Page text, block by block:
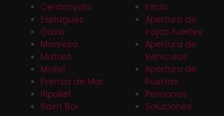
Cerdanyola
Esplugues
Gava
Manresa
Mataró
Mollet
Premia de Mar
Ripollet
Saint Boi
Inicio
Apertura de
cajas fuertes
Apertura de
Vehículos
Apertura de
Puertas
Persianas
Soluciones